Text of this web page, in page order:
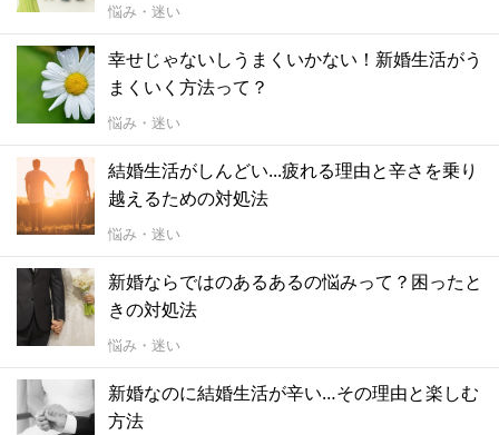
悩み・迷い
幸せじゃないしうまくいかない！新婚生活がう
まくいく方法って？
悩み・迷い
結婚生活がしんどい...疲れる理由と辛さを乗り
越えるための対処法
悩み・迷い
新婚ならではのあるあるの悩みって？困ったと
きの対処法
悩み・迷い
新婚なのに結婚生活が辛い…その理由と楽しむ
方法